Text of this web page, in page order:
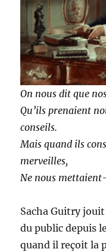
On nous dit que
Qu’ils prenaient
conseils.
Mais quand ils
merveilles,
Ne nous
Sacha Guitry
du public depuis
quand il reçoit la